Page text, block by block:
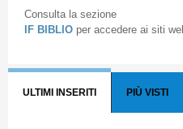
Consulta la sezione
IF BIBLIO per accedere ai siti
ULTIMI INSERITI PIÙ VISTI